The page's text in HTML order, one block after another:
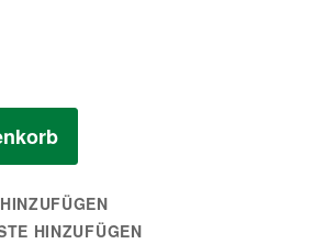
HINZUFÜGEN